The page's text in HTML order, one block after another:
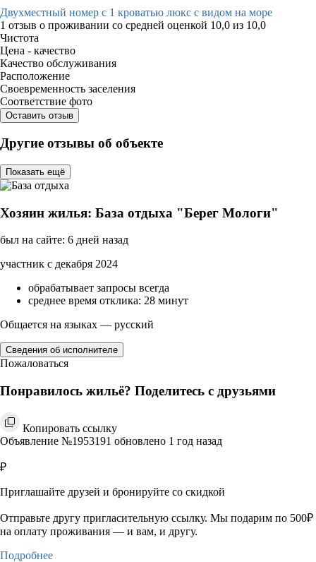
Двухместный номер с 1 кроватью люкс с видом на море
1 отзыв о проживании со средней оценкой 10,0 из 10,0
Чистота
Цена - качество
Качество обслуживания
Расположение
Своевременность заселения
Соответствие фото
Оставить отзыв
Другие отзывы об объекте
Показать ещё
Хозяин жилья: База отдыха "Берег Мологи"
был на сайте: 6 дней назад
участник с декабря 2024
обрабатывает запросы всегда
среднее время отклика: 28 минут
Общается на языках — русский
Сведения об исполнителе
Пожаловаться
Понравилось жильё? Поделитесь с друзьями
Копировать ссылку
Объявление №1953191 обновлено 1 год назад
₽
Приглашайте друзей и бронируйте со скидкой
Отправьте другу пригласительную ссылку. Мы подарим по 500₽
на оплату проживания — и вам, и другу.
Подробнее